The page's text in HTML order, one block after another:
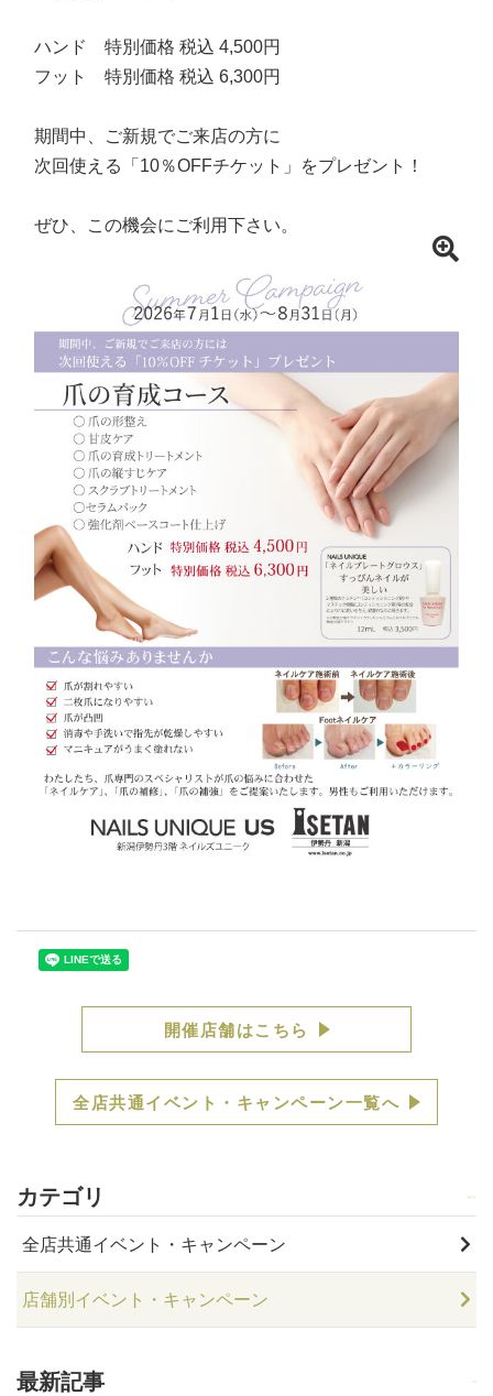
ハンド 特別価格 税込 4,500円
フット 特別価格 税込 6,300円
期間中、ご新規でご来店の方に
次回使える「10％OFFチケット」をプレゼント！
ぜひ、この機会にご利用下さい。
開催店舗はこちら
全店共通イベント・キャンペーン一覧へ
カテゴリ
全店共通イベント・キャンペーン
店舗別イベント・キャンペーン
最新記事